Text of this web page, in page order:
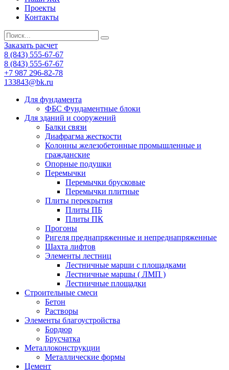
Проекты
Контакты
Заказать расчет
8 (843) 555-67-67
8 (843) 555-67-67
+7 987 296-82-78
133843@bk.ru
Для фундамента
ФБС Фундаментные блоки
Для зданий и сооружений
Балки связи
Диафрагма жесткости
Колонны железобетонные промышленные и
гражданские
Опорные подушки
Перемычки
Перемычки брусковые
Перемычки плитные
Плиты перекрытия
Плиты ПБ
Плиты ПК
Прогоны
Ригеля преднапряженные и непреднапряженные
Шахта лифтов
Элементы лестниц
Лестничные марши с площадками
Лестничные маршы ( ЛМП )
Лестничные площадки
Строительные смеси
Бетон
Растворы
Элементы благоустройства
Бордюр
Брусчатка
Металлоконструкции
Металлические формы
Цемент